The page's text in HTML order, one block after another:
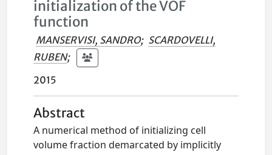
initialization of the VOF
function
MANSERVISI, SANDRO; SCARDOVELLI,
RUBEN;
2015
Abstract
A numerical method of initializing cell
volume fraction demarcated by implicitly